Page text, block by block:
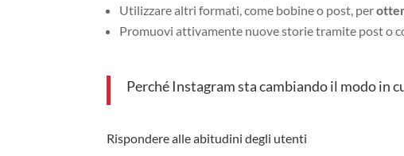
Utilizzare altri formati, come bobine o post, per
Promuovi attivamente nuove storie tramite post o
Perché Instagram sta cambiando il modo in
Rispondere alle abitudini degli utenti